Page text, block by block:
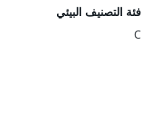
فئة التصنيف البيئي
C